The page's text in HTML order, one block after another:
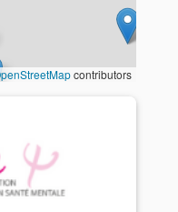
contributors